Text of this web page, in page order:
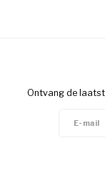
Ontvang de